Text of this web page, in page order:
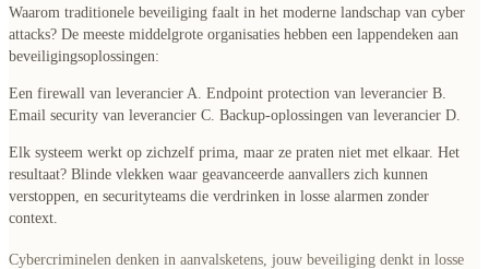
Waarom traditionele beveiliging faalt in het moderne landschap van cyber
attacks? De meeste middelgrote organisaties hebben een lappendeken aan
beveiligingsoplossingen:
Een firewall van leverancier A. Endpoint protection van leverancier B.
Email security van leverancier C. Backup-oplossingen van leverancier D.
Elk systeem werkt op zichzelf prima, maar ze praten niet met elkaar. Het
resultaat? Blinde vlekken waar geavanceerde aanvallers zich kunnen
verstoppen, en securityteams die verdrinken in losse alarmen zonder
context.
Cybercriminelen denken in aanvalsketens, jouw beveiliging denkt in losse